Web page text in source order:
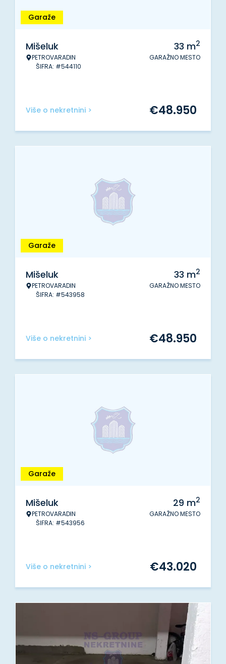
Garaže
Mišeluk
PETROVARADIN
ŠIFRA: #544110
33 m2
GARAŽNO MESTO
Više o nekretnini > €48.950
Garaže
Mišeluk
PETROVARADIN
ŠIFRA: #543958
33 m2
GARAŽNO MESTO
Više o nekretnini > €48.950
Garaže
Mišeluk
PETROVARADIN
ŠIFRA: #543956
29 m2
GARAŽNO MESTO
Više o nekretnini > €43.020